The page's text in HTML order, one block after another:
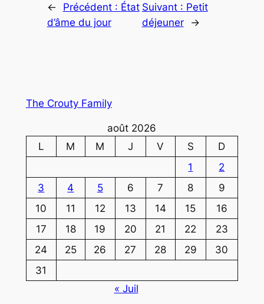
← Précédent : État
d’âme du jour
Suivant : Petit
déjeuner
→
The Crouty Family
août 2026
L
M M J V S
D
1
2
3
4 5 6 7 8
9
10
11 12 13 14 15
16
17
18 19 20 21 22
23
24
25 26 27 28 29
30
31
« Juil